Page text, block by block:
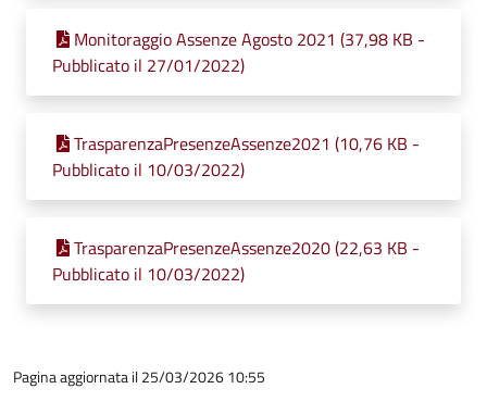
Monitoraggio Assenze Agosto 2021 (37,98 KB -
Pubblicato il 27/01/2022)
TrasparenzaPresenzeAssenze2021 (10,76 KB -
Pubblicato il 10/03/2022)
TrasparenzaPresenzeAssenze2020 (22,63 KB -
Pubblicato il 10/03/2022)
Pagina aggiornata il 25/03/2026 10:55